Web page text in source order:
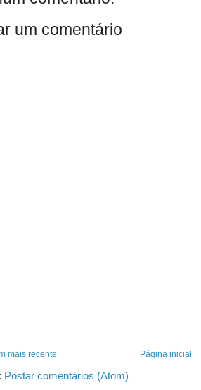
um comentário
mais recente Página inicial
Postar comentários (Atom)